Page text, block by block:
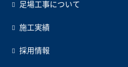
足場工事について
施工実績
採用情報